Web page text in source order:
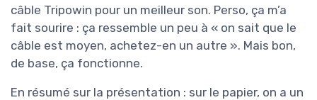
câble Tripowin pour un meilleur son. Perso, ça m’a
fait sourire : ça ressemble un peu à « on sait que le
câble est moyen, achetez-en un autre ». Mais bon,
de base, ça fonctionne.
En résumé sur la présentation : sur le papier, on a un